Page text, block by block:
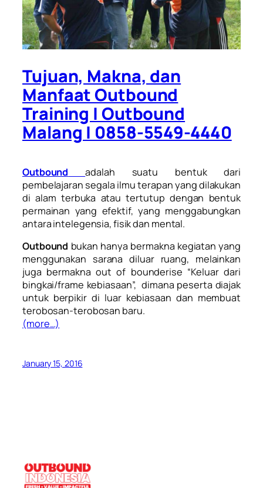
Tujuan, Makna, dan
Manfaat Outbound
Training | Outbound
Malang | 0858-5549-4440
Outbound
adalah suatu bentuk dari
pembelajaran segala ilmu terapan yang dilakukan
di alam terbuka atau tertutup dengan bentuk
permainan yang efektif, yang menggabungkan
antara intelegensia, fisik dan mental.
Outbound bukan hanya bermakna kegiatan yang
menggunakan sarana diluar ruang, melainkan
juga bermaknaout of bounderise “Keluar dari
bingkai/frame kebiasaan”, dimana peserta diajak
untuk berpikir di luar kebiasaan dan membuat
terobosan-terobosan baru.
(more…)
January 15, 2016